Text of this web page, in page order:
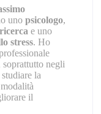
uno psicologo,
e uno
stress. Ho
soprattutto negli
la
il